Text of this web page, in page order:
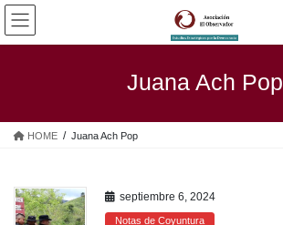
Saltar
contenido
Saltar
la
Juana Ach Pop
HOME Juana Ach Pop
septiembre 6, 2024
Notas de Coyuntura